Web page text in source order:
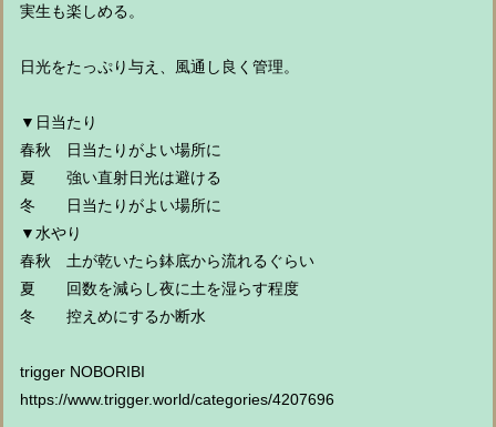
実生も楽しめる。
日光をたっぷり与え、風通し良く管理。
▼日当たり
春秋 日当たりがよい場所に
夏 強い直射日光は避ける
冬 日当たりがよい場所に
▼水やり
春秋 土が乾いたら鉢底から流れるぐらい
夏 回数を減らし夜に土を湿らす程度
冬 控えめにするか断水
trigger NOBORIBI
https://www.trigger.world/categories/4207696